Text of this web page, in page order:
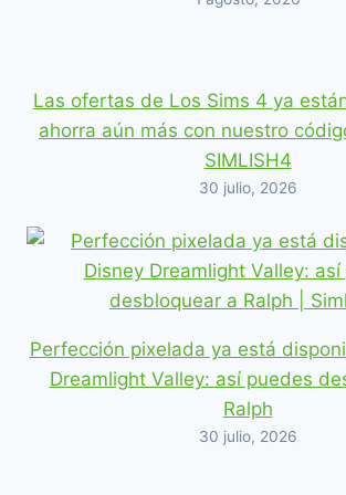
Las ofertas de Los Sims 4 ya
ahorra aún más con nuestro
SIMLISH4
30 julio, 2026
Perfección pixelada ya está
Dreamlight Valley: así puedes
Ralph
30 julio, 2026